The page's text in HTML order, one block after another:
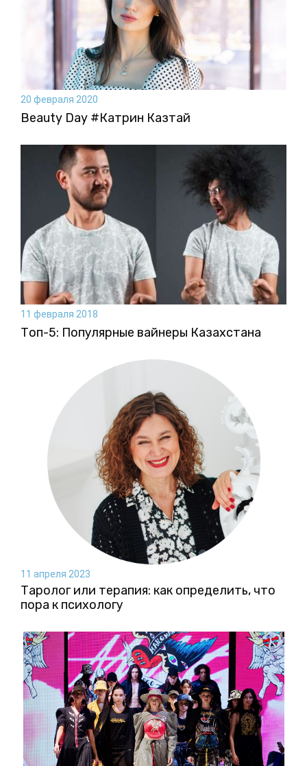
20 февраля 2020
Beauty Day #Катрин Казтай
11 февраля 2018
Топ-5: Популярные вайнеры Казахстана
11 апреля 2023
Таролог или терапия: как определить, что
пора к психологу